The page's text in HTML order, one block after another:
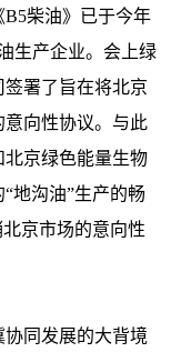
柴油》已于今年
生产企业。会上绿
署了旨在将北京
向性协议。与此
北京绿色能量生物
地沟油”生产的畅
京市场的意向性
同发展的大背境